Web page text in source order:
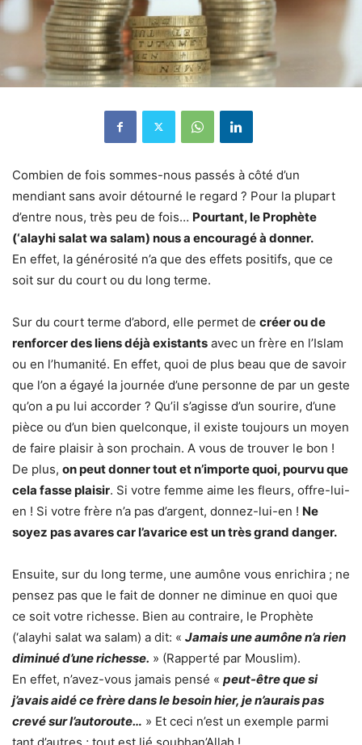
Combien de fois sommes-nous passés à côté d’un
mendiant sans avoir détourné le regard ? Pour la plupart
d’entre nous, très peu de fois… Pourtant, le Prophète
(‘alayhi salat wa salam) nous a encouragé à donner.
En effet, la générosité n’a que des effets positifs, que ce
soit sur du court ou du long terme.
Sur du court terme d’abord, elle permet de créer ou de
renforcer des liens déjà existants avec un frère en l’Islam
ou en l’humanité. En effet, quoi de plus beau que de savoir
que l’on a égayé la journée d’une personne de par un geste
qu’on a pu lui accorder ? Qu’il s’agisse d’un sourire, d’une
pièce ou d’un bien quelconque, il existe toujours un moyen
de faire plaisir à son prochain. A vous de trouver le bon !
De plus, on peut donner tout et n’importe quoi, pourvu que
cela fasse plaisir. Si votre femme aime les fleurs, offre-lui-
en ! Si votre frère n’a pas d’argent, donnez-lui-en ! Ne
soyez pas avares car l’avarice est un très grand danger.
Ensuite, sur du long terme, une aumône vous enrichira ; ne
pensez pas que le fait de donner ne diminue en quoi que
ce soit votre richesse. Bien au contraire, le Prophète
(‘alayhi salat wa salam) a dit: « Jamais une aumône n’a rien
diminué d’une richesse. » (Rapperté par Mouslim).
En effet, n’avez-vous jamais pensé « peut-être que si
j’avais aidé ce frère dans le besoin hier, je n’aurais pas
crevé sur l’autoroute… » Et ceci n’est un exemple parmi